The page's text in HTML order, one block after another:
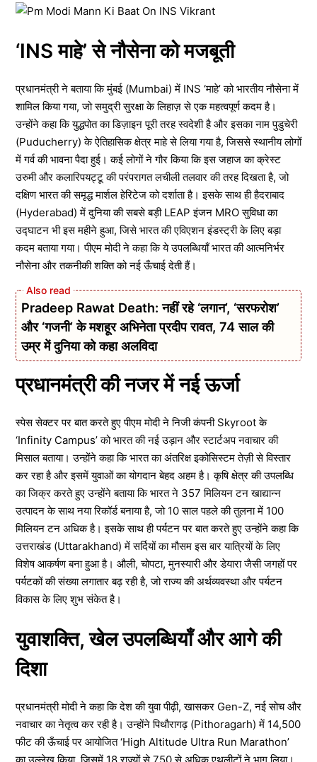
‘INS माहे’ से नौसेना को मजबूती
प्रधानमंत्री ने बताया कि मुंबई (Mumbai) में INS ‘माहे’ को भारतीय नौसेना में
शामिल किया गया, जो समुद्री सुरक्षा के लिहाज़ से एक महत्वपूर्ण कदम है।
उन्होंने कहा कि युद्धपोत का डिज़ाइन पूरी तरह स्वदेशी है और इसका नाम पुडुचेरी
(Puducherry) के ऐतिहासिक क्षेत्र माहे से लिया गया है, जिससे स्थानीय लोगों
में गर्व की भावना पैदा हुई। कई लोगों ने गौर किया कि इस जहाज का क्रेस्ट
उरुमी और कलारिपयट्टू की परंपरागत लचीली तलवार की तरह दिखता है, जो
दक्षिण भारत की समृद्ध मार्शल हेरिटेज को दर्शाता है। इसके साथ ही हैदराबाद
(Hyderabad) में दुनिया की सबसे बड़ी LEAP इंजन MRO सुविधा का
उद्घाटन भी इस महीने हुआ, जिसे भारत की एविएशन इंडस्ट्री के लिए बड़ा
कदम बताया गया। पीएम मोदी ने कहा कि ये उपलब्धियाँ भारत की आत्मनिर्भर
नौसेना और तकनीकी शक्ति को नई ऊँचाई देती हैं।
Pradeep Rawat Death: नहीं रहे ‘लगान’, ‘सरफरोश’
और ‘गजनी’ के मशहूर अभिनेता प्रदीप रावत, 74 साल की
उम्र में दुनिया को कहा अलविदा
प्रधानमंत्री की नजर में नई ऊर्जा
स्पेस सेक्टर पर बात करते हुए पीएम मोदी ने निजी कंपनी Skyroot के
‘Infinity Campus’ को भारत की नई उड़ान और स्टार्टअप नवाचार की
मिसाल बताया। उन्होंने कहा कि भारत का अंतरिक्ष इकोसिस्टम तेज़ी से विस्तार
कर रहा है और इसमें युवाओं का योगदान बेहद अहम है। कृषि क्षेत्र की उपलब्धि
का जिक्र करते हुए उन्होंने बताया कि भारत ने 357 मिलियन टन खाद्यान्न
उत्पादन के साथ नया रिकॉर्ड बनाया है, जो 10 साल पहले की तुलना में 100
मिलियन टन अधिक है। इसके साथ ही पर्यटन पर बात करते हुए उन्होंने कहा कि
उत्तराखंड (Uttarakhand) में सर्दियों का मौसम इस बार यात्रियों के लिए
विशेष आकर्षण बना हुआ है। औली, चोपटा, मुनस्यारी और डेयारा जैसी जगहों पर
पर्यटकों की संख्या लगातार बढ़ रही है, जो राज्य की अर्थव्यवस्था और पर्यटन
विकास के लिए शुभ संकेत है।
युवाशक्ति, खेल उपलब्धियाँ और आगे की
दिशा
प्रधानमंत्री मोदी ने कहा कि देश की युवा पीढ़ी, खासकर Gen-Z, नई सोच और
नवाचार का नेतृत्व कर रही है। उन्होंने पिथौरागढ़ (Pithoragarh) में 14,500
फीट की ऊँचाई पर आयोजित ‘High Altitude Ultra Run Marathon’
का उल्लेख किया, जिसमें 18 राज्यों से 750 से अधिक एथलीटों ने भाग लिया।